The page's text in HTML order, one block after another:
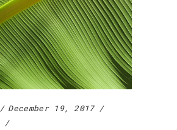
December 19, 2017